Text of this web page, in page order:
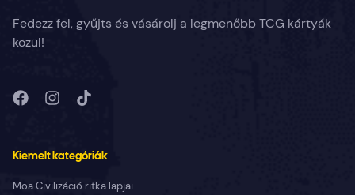
Fedezz fel, gyűjts és vásárolj a legmenőbb TCG kártyák
közül!
Kiemelt kategóriák
Moa Civilizáció ritka lapjai